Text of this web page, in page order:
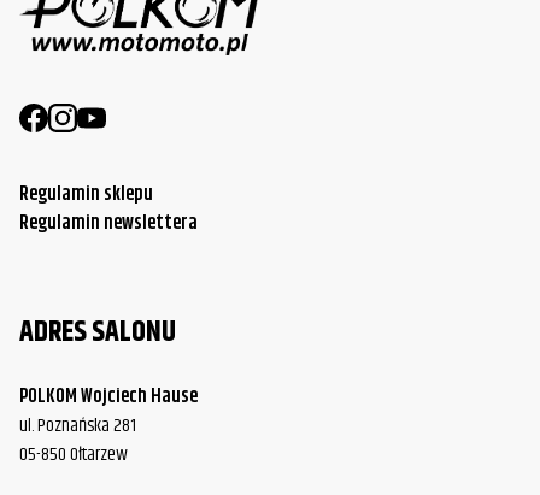
Regulamin sklepu
Regulamin newslettera
ADRES SALONU
POLKOM Wojciech Hause
ul. Poznańska 281
05-850 Ołtarzew